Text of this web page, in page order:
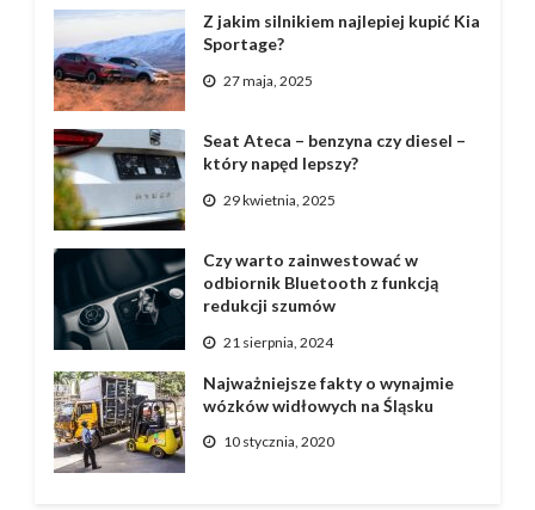
Z jakim silnikiem najlepiej kupić Kia
Sportage?
27 maja, 2025
Seat Ateca – benzyna czy diesel –
który napęd lepszy?
29 kwietnia, 2025
Czy warto zainwestować w
odbiornik Bluetooth z funkcją
redukcji szumów
21 sierpnia, 2024
Najważniejsze fakty o wynajmie
wózków widłowych na Śląsku
10 stycznia, 2020